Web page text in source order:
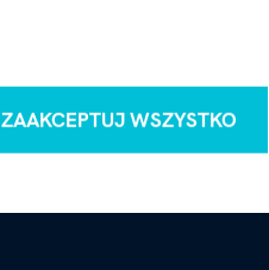
ZAAKCEPTUJ WSZYSTKO